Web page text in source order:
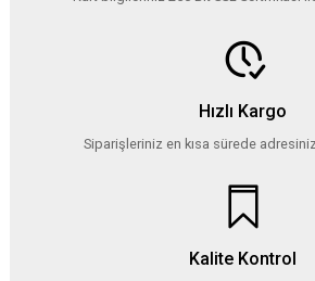
Hızlı Kargo
Siparişleriniz en kısa sürede
Kalite Kontrol